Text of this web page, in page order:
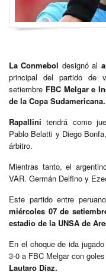
La Conmebol designó al
principal del partido de
setiembre FBC Melgar e
de la Copa Sudamericana.
Rapallini tendrá como
Pablo Belatti y Diego
árbitro.
Mientras tanto, el
VAR. Germán Delfino y
Este partido entre
miércoles 07 de
estadio de la UNSA de
En el choque de ida
3-0 a FBC Melgar con
Lautaro Díaz.